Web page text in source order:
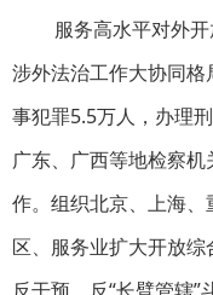
服务高水平对外
涉外法治工作大协同
事犯罪5.5万人，办理
广东、广西等地检察
作。组织北京、上海
区、服务业扩大开放综
反干预、反“长臂管辖